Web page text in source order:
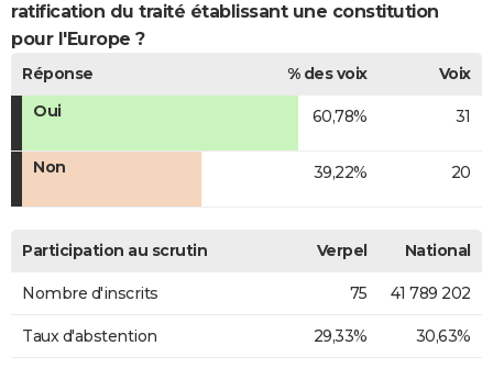
ratification du traité établissant une constitution
pour l'Europe ?
Réponse % des voix
Voix
Oui
60,78% 31
Non 39,22% 20
Participation au scrutin Verpel National
Nombre d'inscrits 75 41 789 202
Taux d'abstention 29,33% 30,63%